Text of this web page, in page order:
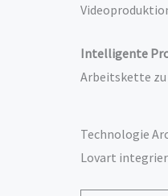
Intelligente
Arbeitskette zu
Technologie
Lovart